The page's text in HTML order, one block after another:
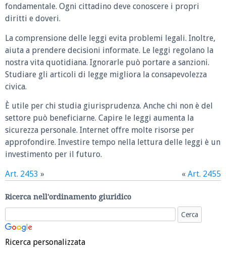
fondamentale. Ogni cittadino deve conoscere i propri
diritti e doveri.
La comprensione delle leggi evita problemi legali. Inoltre,
aiuta a prendere decisioni informate. Le leggi regolano la
nostra vita quotidiana. Ignorarle può portare a sanzioni.
Studiare gli articoli di legge migliora la consapevolezza
civica.
È utile per chi studia giurisprudenza. Anche chi non è del
settore può beneficiarne. Capire le leggi aumenta la
sicurezza personale. Internet offre molte risorse per
approfondire. Investire tempo nella lettura delle leggi è un
investimento per il futuro.
Art. 2453 » « Art. 2455
Ricerca nell'ordinamento giuridico
Ricerca personalizzata